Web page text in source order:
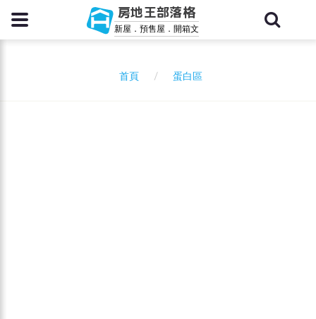
房地王部落格
新屋．預售屋．開箱文
首頁 蛋白區